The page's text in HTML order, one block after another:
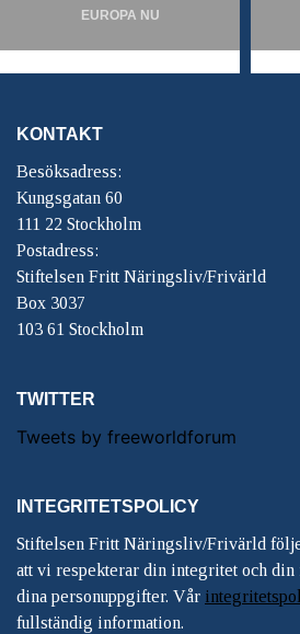
EUROPA NU
KONTAKT
Besöksadress:
Kungsgatan 60
111 22 Stockholm
Postadress:
Stiftelsen Fritt Näringsliv/Frivärld
Box 3037
103 61 Stockholm
TWITTER
Tweets by freeworldforum
INTEGRITETSPOLICY
Stiftelsen Fritt Näringsliv/Frivärld
att vi respekterar din integritet och din
dina personuppgifter. Vår
fullständig information.